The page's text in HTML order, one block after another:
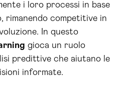
i loro processi in base
rimanendo competitive in
In questo
gioca un ruolo
predittive che aiutano le
informate.